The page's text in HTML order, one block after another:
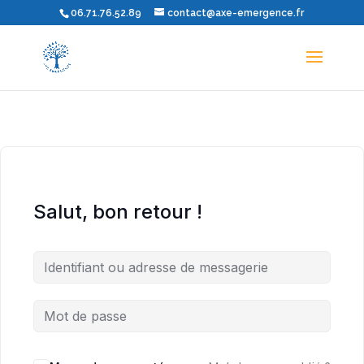
06.71.76.52.89 contact@axe-emergence.fr
Salut, bon retour !